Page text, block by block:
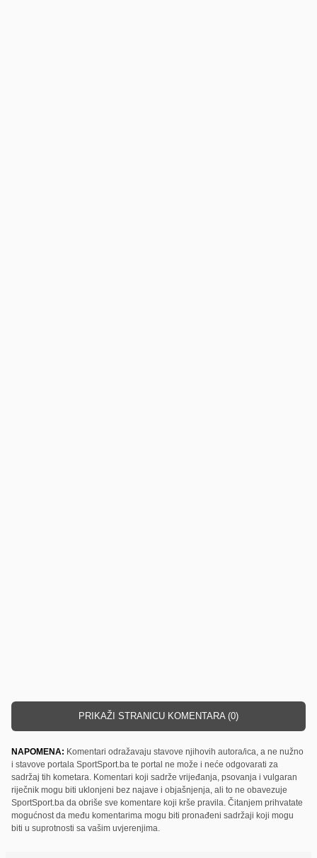
PRIKAŽI STRANICU KOMENTARA (0)
NAPOMENA: Komentari odražavaju stavove njihovih autora/ica, a ne nužno
i stavove portala SportSport.ba te portal ne može i neće odgovarati za
sadržaj tih kometara. Komentari koji sadrže vrijeđanja, psovanja i vulgaran
riječnik mogu biti uklonjeni bez najave i objašnjenja, ali to ne obavezuje
SportSport.ba da obriše sve komentare koji krše pravila. Čitanjem prihvatate
mogućnost da među komentarima mogu biti pronađeni sadržaji koji mogu
biti u suprotnosti sa vašim uvjerenjima.